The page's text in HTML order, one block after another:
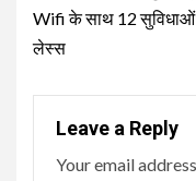
Wifi के साथ 12
लेस्स
Leave a Reply
Your email